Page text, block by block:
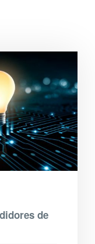
de